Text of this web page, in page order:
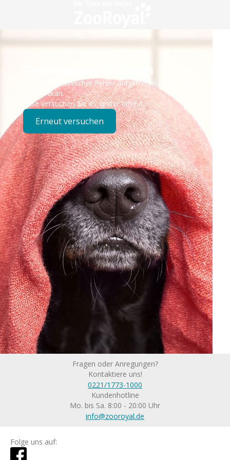
Technisches Problem
Es ist ein technischer Fehler aufgetreten – wir sind
bereits dran.
Bitte versuchen Sie es später erneut.
Erneut versuchen
Fragen oder Anregungen?
Kontaktiere uns!
0221/1773-1000
Kundenhotline
Mo. bis Sa. 8:00 - 20:00 Uhr
info@zooroyal.de
Folge uns auf: